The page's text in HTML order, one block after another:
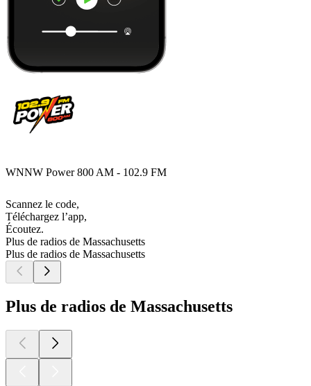
WNNW Power 800 AM - 102.9 FM
Scannez le code,
Téléchargez l’app,
Écoutez.
Plus de radios de Massachusetts
Plus de radios de Massachusetts
Plus de radios de Massachusetts